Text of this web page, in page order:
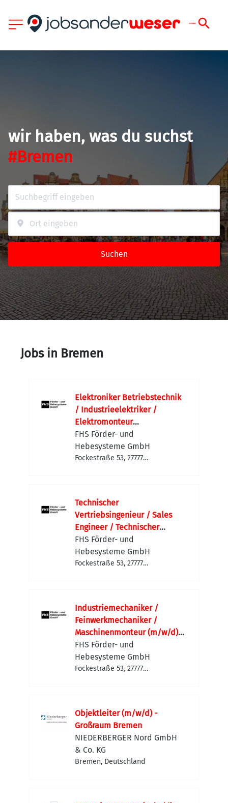
wir haben, was du suchst
#Bremen
Suchen
Jobs in Bremen
Elektroniker Betriebstechnik
/ Industrieelektriker /
Elektromonteur
Maschinenbau (m/w/d)
Maschinen- und Anlagenbau |
Schaltschrankbau |
FHS Förder- und
Hebesysteme GmbH
Fockestraße 53, 27777
Technischer
Vertriebsingenieur / Sales
Engineer / Technischer
Vertrieb Maschinenbau
(m/w/d)
Sondermaschinenbau |
FHS Förder- und
Hebesysteme GmbH
Fockestraße 53, 27777
Industriemechaniker /
Feinwerkmechaniker /
Maschinenmonteur (m/w/d)
Maschinenbau | Anlagenbau |
Sondermaschinenbau |
Service & Montage
FHS Förder- und
Hebesysteme GmbH
Fockestraße 53, 27777
Objektleiter (m/w/d) -
Großraum Bremen
NIEDERBERGER Nord GmbH
& Co. KG
Bremen, Deutschland